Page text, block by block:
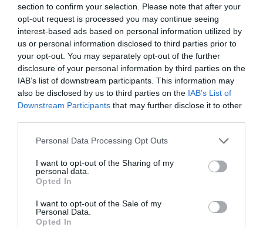
section to confirm your selection. Please note that after your
opt-out request is processed you may continue seeing
interest-based ads based on personal information utilized by
us or personal information disclosed to third parties prior to
your opt-out. You may separately opt-out of the further
disclosure of your personal information by third parties on the
IAB’s list of downstream participants. This information may
also be disclosed by us to third parties on the IAB’s List of
Downstream Participants that may further disclose it to other
Personal Data Processing Opt Outs
I want to opt-out of the Sharing of my
personal data.
Opted In
I want to opt-out of the Sale of my
Personal Data.
Opted In
CON IL SUPPORTO DI